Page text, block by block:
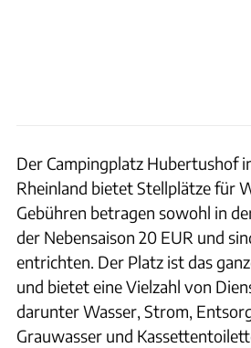
Der Campingplatz Hubertushof
Rheinland bietet Stellplätze für
Gebühren betragen sowohl in
der Nebensaison 20 EUR und
entrichten. Der Platz ist das
und bietet eine Vielzahl von
darunter Wasser, Strom,
Grauwasser und